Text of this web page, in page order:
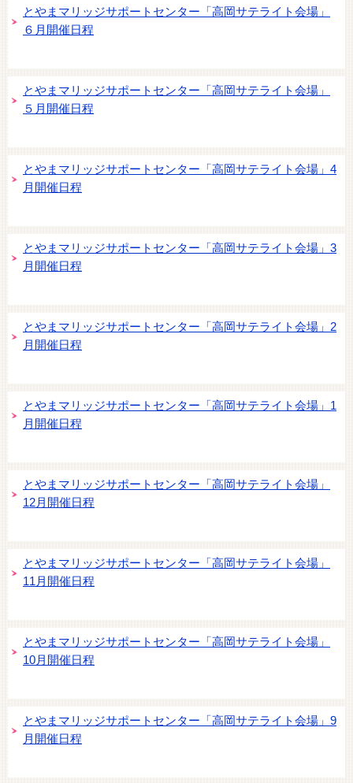
とやまマリッジサポートセンター「高岡サテライト会場」
６月開催日程
とやまマリッジサポートセンター「高岡サテライト会場」
５月開催日程
とやまマリッジサポートセンター「高岡サテライト会場」4
月開催日程
とやまマリッジサポートセンター「高岡サテライト会場」3
月開催日程
とやまマリッジサポートセンター「高岡サテライト会場」2
月開催日程
とやまマリッジサポートセンター「高岡サテライト会場」1
月開催日程
とやまマリッジサポートセンター「高岡サテライト会場」
12月開催日程
とやまマリッジサポートセンター「高岡サテライト会場」
11月開催日程
とやまマリッジサポートセンター「高岡サテライト会場」
10月開催日程
とやまマリッジサポートセンター「高岡サテライト会場」9
月開催日程